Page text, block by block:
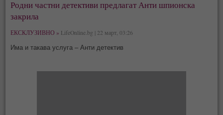
Родни частни детективи предлагат Анти шпионска
закрила
ЕКСКЛУЗИВНО » LifeOnline.bg | 22 март, 03:26
Има и такава услуга – Анти детектив